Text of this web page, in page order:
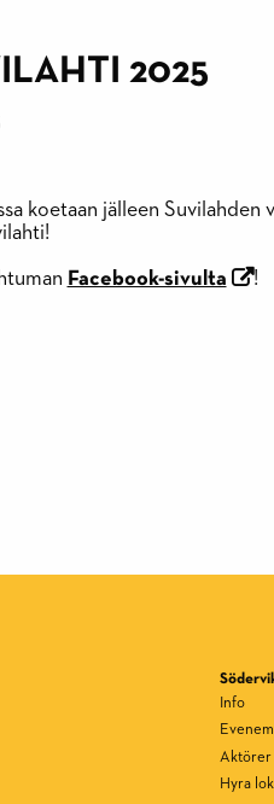
2025
koetaan jälleen Suvilahden
Facebook-sivulta !
Info
Aktörer
Hyra